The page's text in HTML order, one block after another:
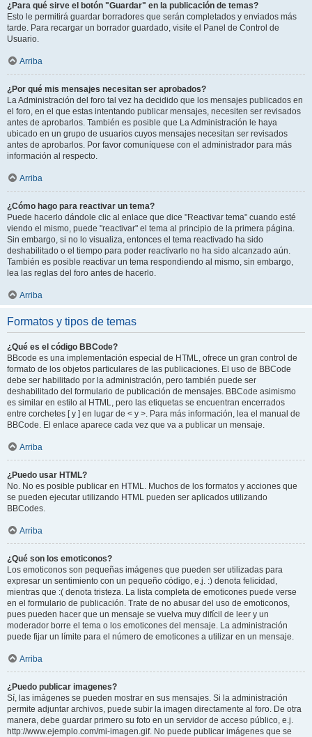
¿Para qué sirve el botón "Guardar" en la publicación de temas?
Esto le permitirá guardar borradores que serán completados y enviados más
tarde. Para recargar un borrador guardado, visite el Panel de Control de
Usuario.
Arriba
¿Por qué mis mensajes necesitan ser aprobados?
La Administración del foro tal vez ha decidido que los mensajes publicados en
el foro, en el que estas intentando publicar mensajes, necesiten ser revisados
antes de aprobarlos. También es posible que La Administración le haya
ubicado en un grupo de usuarios cuyos mensajes necesitan ser revisados
antes de aprobarlos. Por favor comuníquese con el administrador para más
información al respecto.
Arriba
¿Cómo hago para reactivar un tema?
Puede hacerlo dándole clic al enlace que dice "Reactivar tema" cuando esté
viendo el mismo, puede "reactivar" el tema al principio de la primera página.
Sin embargo, si no lo visualiza, entonces el tema reactivado ha sido
deshabilitado o el tiempo para poder reactivarlo no ha sido alcanzado aún.
También es posible reactivar un tema respondiendo al mismo, sin embargo,
lea las reglas del foro antes de hacerlo.
Arriba
Formatos y tipos de temas
¿Qué es el código BBCode?
BBcode es una implementación especial de HTML, ofrece un gran control de
formato de los objetos particulares de las publicaciones. El uso de BBCode
debe ser habilitado por la administración, pero también puede ser
deshabilitado del formulario de publicación de mensajes. BBCode asimismo
es similar en estilo al HTML, pero las etiquetas se encuentran encerrados
entre corchetes [ y ] en lugar de < y >. Para más información, lea el manual de
BBCode. El enlace aparece cada vez que va a publicar un mensaje.
Arriba
¿Puedo usar HTML?
No. No es posible publicar en HTML. Muchos de los formatos y acciones que
se pueden ejecutar utilizando HTML pueden ser aplicados utilizando
BBCodes.
Arriba
¿Qué son los emoticonos?
Los emoticonos son pequeñas imágenes que pueden ser utilizadas para
expresar un sentimiento con un pequeño código, e.j. :) denota felicidad,
mientras que :( denota tristeza. La lista completa de emoticones puede verse
en el formulario de publicación. Trate de no abusar del uso de emoticonos,
pues pueden hacer que un mensaje se vuelva muy difícil de leer y un
moderador borre el tema o los emoticones del mensaje. La administración
puede fijar un límite para el número de emoticones a utilizar en un mensaje.
Arriba
¿Puedo publicar imagenes?
Sí, las imágenes se pueden mostrar en sus mensajes. Si la administración
permite adjuntar archivos, puede subir la imagen directamente al foro. De otra
manera, debe guardar primero su foto en un servidor de acceso público, e.j.
http://www.ejemplo.com/mi-imagen.gif. No puede publicar imágenes que se